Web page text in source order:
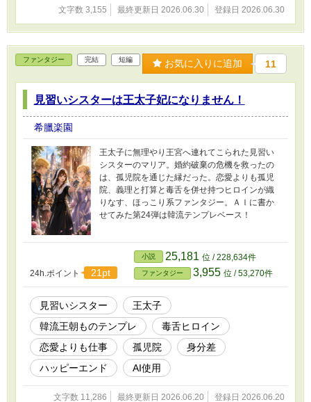
文字数 3,155 最終更新日 2026.06.30 登録日 2026.06.30
ファンタジー 完結 短編 お気に入りに追加 11
見習いシスターは王太子妃になりません！
希臘楽園
王太子に無理やり王宮へ連れてこられた見習い
シスターのマリア。婚約破棄の危機を救ったの
は、孤児院を通じた縁だった。恋愛よりも孤児
院、義理と打算と毒舌を併せ持つヒロインが織
りなす、ほっこり系ファンタジー。ＡＩに書か
せてみた第24弾は韓流テンプレベース！
24h.ポイント 21pt
小説 25,181 位 / 228,634件
ファンタジー 3,955 位 / 53,270件
見習いシスター
王太子
韓流王朝ものテンプレ
毒舌ヒロイン
恋愛よりも仕事
孤児院
身分差
ハッピーエンド
AI使用
文字数 11,286 最終更新日 2026.06.20 登録日 2026.06.20